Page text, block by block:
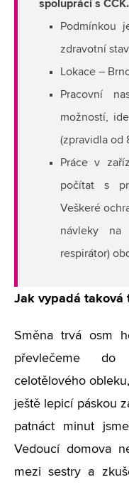
spolupráci s ČČK.
Podmínkou
zdravotní stav
Lokace –
Pracovní
možností,
(zpravidla od
Práce v
počítat s
Veškeré
návleky na
respirátor)
Jak vypadá taková
Směna trvá osm
převlečeme
celotělového
ještě lepicí páskou
patnáct minut
Vedoucí domova
mezi sestry a